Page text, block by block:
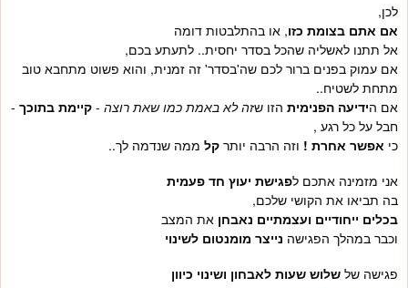
לכן,
אם אתם בצומת כזו, או בהתלבטות דומה
אל תתנו לאשליה שהכל בסדר יחסית.. לתעתע בכם,
אם עמוק בפנים ברור לכם שה'בסדר' זה זמנית, והוא פשוט מתחבא טוב
מתחת לשטיח..
אם הידיעה הפנימית הזו שזה לא באמת כמו שאת רוצה - קיימת בתוכך -
חבל על כל רגע ,
כי אפשר אחרת ! וזה הרבה יותר קל ממה שנדמה לך..
אני מזמינה אתכם לפגישת יעוץ חד פעמית
בה תביאו את הקושי שלכם,
בכלים ייחודיים ועצמתיים נאבחן את המצב
וכבר במהלך הפגישה נייצר מומנטום לשינוי
פגישה של שלוש שעות לאבחון ושינוי כיוון